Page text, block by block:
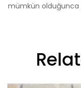
mümkün olduğunca